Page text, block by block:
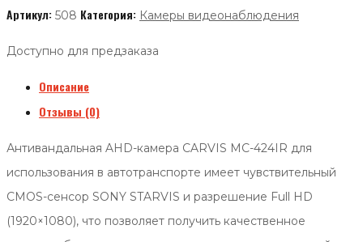
Артикул: 508 Категория: Камеры видеонаблюдения
Доступно для предзаказа
Описание
Отзывы (0)
Антивандальная AHD-камера CARVIS MC-424IR для
использования в автотранспорте имеет чувствительный
CMOS-сенсор SONY STARVIS и разрешение Full HD
(1920×1080), что позволяет получить качественное